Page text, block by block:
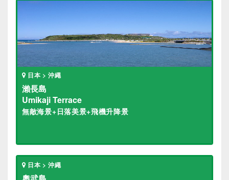
日本 > 沖繩
瀨長島
Umikaji Terrace
無敵海景+日落美景+飛機升降景
日本 > 沖繩